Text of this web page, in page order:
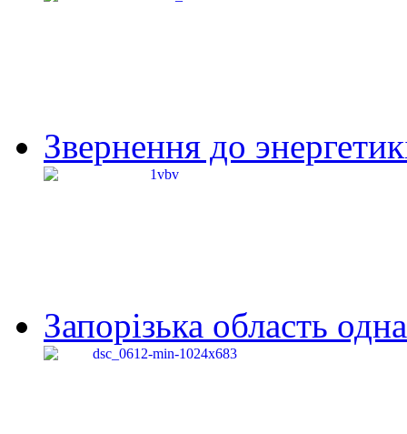
Звернення до
Запорізька область